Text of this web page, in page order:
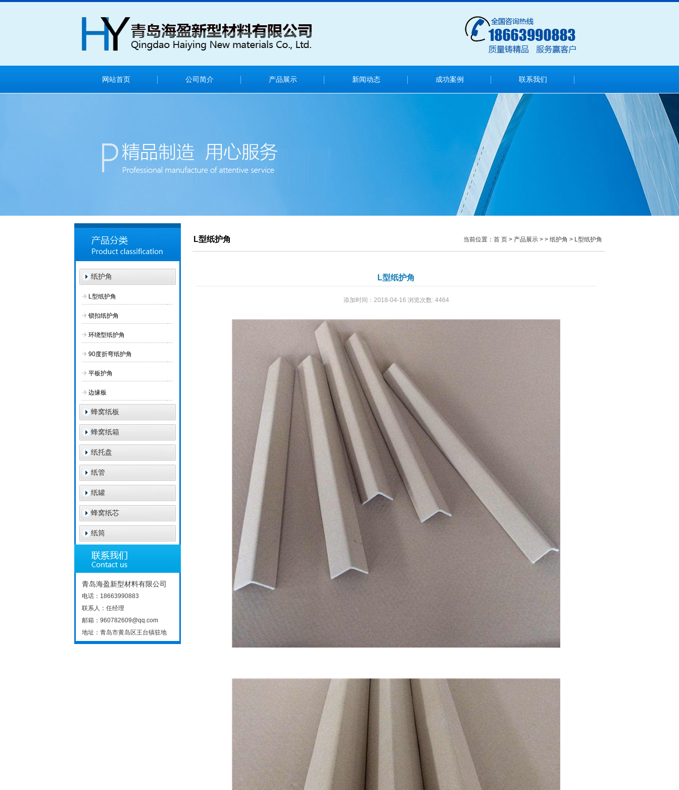
网站首页 公司简介 产品展示 新闻动态 成功案例 联系我们
纸护角
L型纸护角
锁扣纸护角
环绕型纸护角
90度折弯纸护角
平板护角
边缘板
蜂窝纸板
蜂窝纸箱
纸托盘
纸管
纸罐
蜂窝纸芯
纸筒
青岛海盈新型材料有限公司
电话：18663990883
联系人：任经理
邮箱：960782609@qq.com
地址：青岛市黄岛区王台镇驻地
L型纸护角 当前位置： 首 页 > 产品展示 > > 纸护角 > L型纸护角
L型纸护角
添加时间：2018-04-16 浏览次数: 4464